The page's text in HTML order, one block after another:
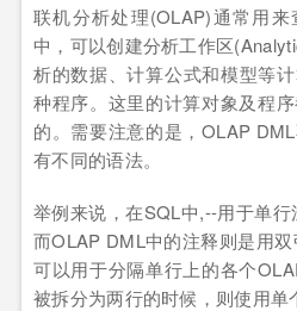
联机分析处理(OLAP)通常用
中，可以创建分析工作区
析的数据、计算公式和模型等
种程序。这里的计算对象及程
的。需要注意的是，OLAP
有不同的语法。
举例来说，在SQL中,--用于单行
而OLAP DML中的注释则是用
可以用于分隔单行上的各个
被拆分为两行的时候，则使用单